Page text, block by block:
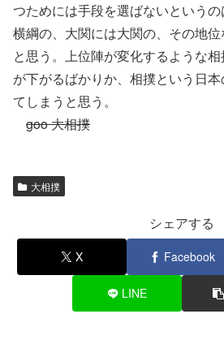
つためには手段を選ばないという
横綱の、大関には大関の、その地
と思う。上位陣が変化するような
が下がるばかりか、相撲という日
てしまうと思う。
goo 大相撲
大相撲
シェアする
X Facebook
LINE